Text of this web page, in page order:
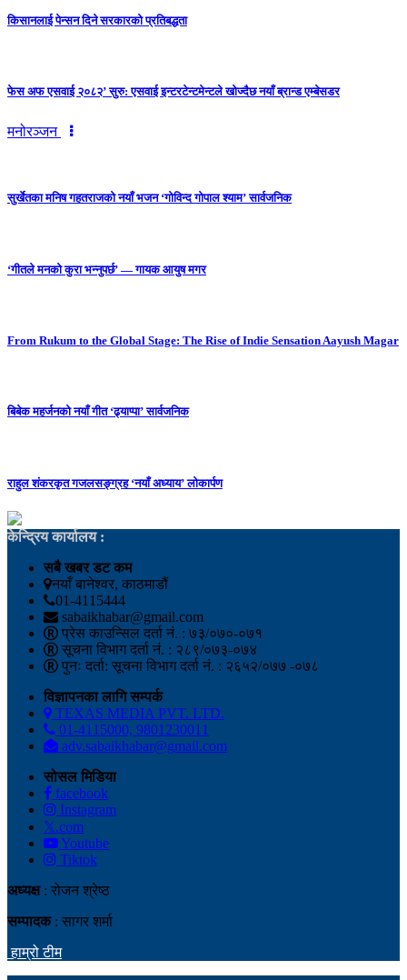
किसानलाई पेन्सन दिने सरकारको प्रतिबद्धता
फेस अफ एसवाई २०८२’ सुरु: एसवाई इन्टरटेन्टमेन्टले खोज्दैछ नयाँ ब्रान्ड एम्बेसडर
मनोरञ्जन
सुर्खेतका मनिष गहतराजको नयाँ भजन ‘गोविन्द गोपाल श्याम’ सार्वजनिक
‘गीतले मनको कुरा भन्नुपर्छ’ — गायक आयुष मगर
From Rukum to the Global Stage: The Rise of Indie Sensation Aayush Magar
बिबेक महर्जनको नयाँ गीत ‘ढ्याप्पा’ सार्वजनिक
राहुल शंकरकृत गजलसङ्ग्रह ‘नयाँ अध्याय’ लोकार्पण
केन्द्रिय कार्यालय :
सबै खबर डट कम
नयाँ बानेश्वर, काठमाडौं
01-4115444
sabaikhabar@gmail.com
प्रेस काउन्सिल दर्ता नं. : ७३/०७०-०७१
सूचना विभाग दर्ता नं. : २८९/०७३-०७४
पुनः दर्ता: सूचना विभाग दर्ता नं. : २६५२/०७७ -०७८
विज्ञापनका लागि सम्पर्क
TEXAS MEDIA PVT. LTD.
01-4115000, 9801230011
adv.sabaikhabar@gmail.com
सोसल मिडिया
facebook
Instagram
𝕏.com
Youtube
Tiktok
अध्यक्ष: रोजन श्रेष्ठ
सम्पादक: सागर शर्मा
हाम्रो टीम